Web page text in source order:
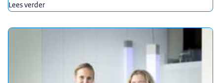
Lees verder